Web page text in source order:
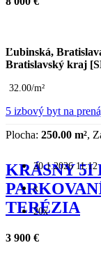
Ľubinská,
Bratislavský kraj
32.00/m²
5 izbový byt na
Plocha: 250.00 m²,
20.1.2026 11:12
x
20x
KRÁSNY 5I
TERÉZIA
3 900 €